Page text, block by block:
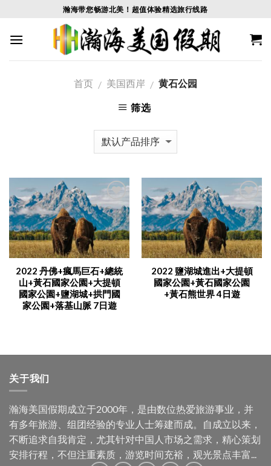
content
瀚海带您畅游北美！超值体验精选旅行线路
首页 / 美国西岸 / 黄石公园
筛选
Add to
Wishlist
2022 丹佛+瘋馬巨石+總統
山+黃石國家公園+大提頓
國家公園+鹽湖城+拱門國
家公園+落基山脈 7日遊
Add to
Wishlist
2022 鹽湖城進出+大提頓
國家公園+黃石國家公園
+黃石熊世界 4日遊
关于我们
瀚海美国假期成立于2000年，是由数位热爱旅游事业，并
有多年旅游、组团经验的专业人士筹建而成。自成立以来，
不断追求自我肯定，尤其针对中国人市场之需求，精心策划
安排行程，不但注重素质，游览时间充裕，观光景点丰富...